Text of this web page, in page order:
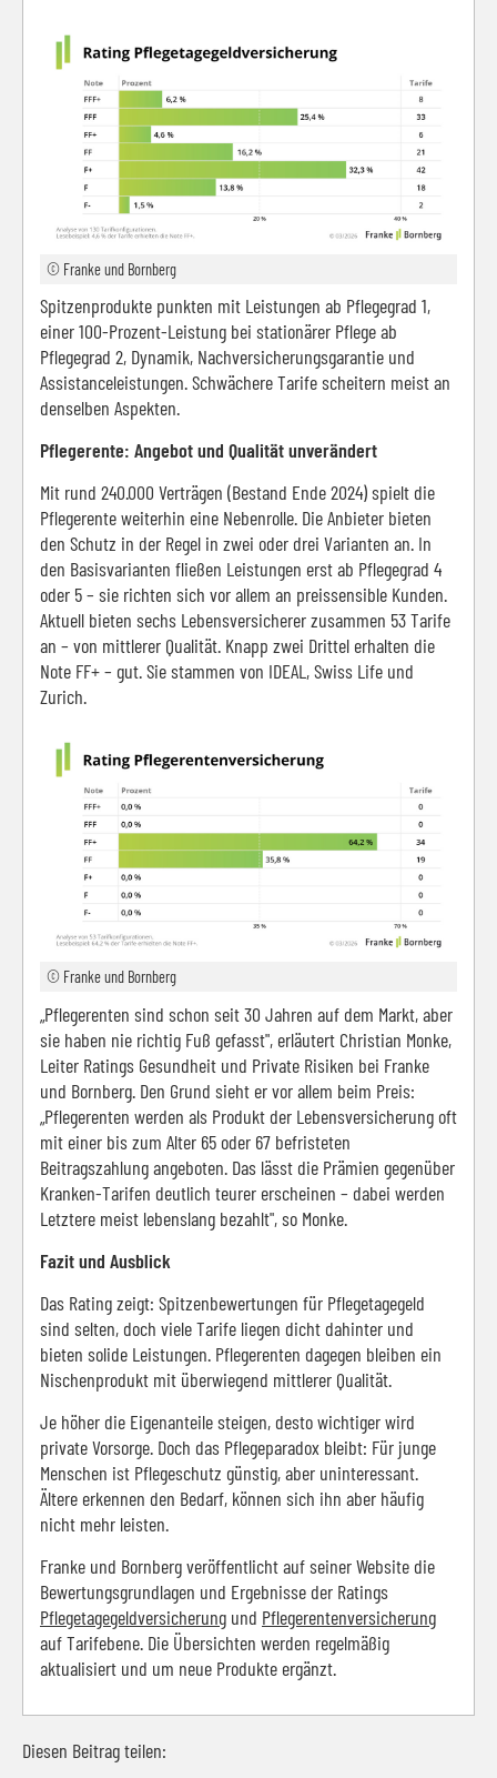
© Franke und Bornberg
Spitzenprodukte punkten mit Leistungen ab Pflegegrad 1,
einer 100-Prozent-Leistung bei stationärer Pflege ab
Pflegegrad 2, Dynamik, Nachversicherungsgarantie und
Assistanceleistungen. Schwächere Tarife scheitern meist an
denselben Aspekten.
Pflegerente: Angebot und Qualität unverändert
Mit rund 240.000 Verträgen (Bestand Ende 2024) spielt die
Pflegerente weiterhin eine Nebenrolle. Die Anbieter bieten
den Schutz in der Regel in zwei oder drei Varianten an. In
den Basisvarianten fließen Leistungen erst ab Pflegegrad 4
oder 5 – sie richten sich vor allem an preissensible Kunden.
Aktuell bieten sechs Lebensversicherer zusammen 53 Tarife
an – von mittlerer Qualität. Knapp zwei Drittel erhalten die
Note FF+ – gut. Sie stammen von IDEAL, Swiss Life und
Zurich.
© Franke und Bornberg
„Pflegerenten sind schon seit 30 Jahren auf dem Markt, aber
sie haben nie richtig Fuß gefasst", erläutert Christian Monke,
Leiter Ratings Gesundheit und Private Risiken bei Franke
und Bornberg. Den Grund sieht er vor allem beim Preis:
„Pflegerenten werden als Produkt der Lebensversicherung oft
mit einer bis zum Alter 65 oder 67 befristeten
Beitragszahlung angeboten. Das lässt die Prämien gegenüber
Kranken-Tarifen deutlich teurer erscheinen – dabei werden
Letztere meist lebenslang bezahlt", so Monke.
Fazit und Ausblick
Das Rating zeigt: Spitzenbewertungen für Pflegetagegeld
sind selten, doch viele Tarife liegen dicht dahinter und
bieten solide Leistungen. Pflegerenten dagegen bleiben ein
Nischenprodukt mit überwiegend mittlerer Qualität.
Je höher die Eigenanteile steigen, desto wichtiger wird
private Vorsorge. Doch das Pflegeparadox bleibt: Für junge
Menschen ist Pflegeschutz günstig, aber uninteressant.
Ältere erkennen den Bedarf, können sich ihn aber häufig
nicht mehr leisten.
Franke und Bornberg veröffentlicht auf seiner Website die
Bewertungsgrundlagen und Ergebnisse der Ratings
Pflegetagegeldversicherung und Pflegerentenversicherung
auf Tarifebene. Die Übersichten werden regelmäßig
aktualisiert und um neue Produkte ergänzt.
Diesen Beitrag teilen: